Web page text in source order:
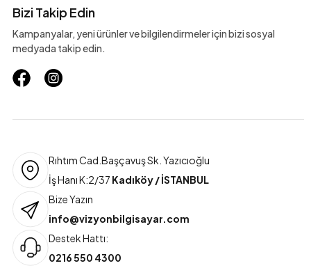
Bizi Takip Edin
Kampanyalar, yeni ürünler ve bilgilendirmeler için bizi sosyal
medyada takip edin.
Rıhtım Cad.Başçavuş Sk. Yazıcıoğlu
İş Hanı K:2/37 Kadıköy / İSTANBUL
Bize Yazın
info@vizyonbilgisayar.com
Destek Hattı:
0216 550 4300